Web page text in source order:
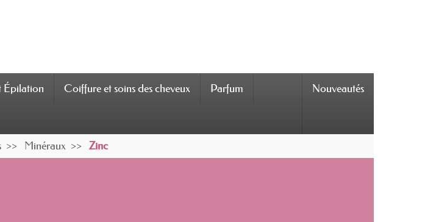
Épilation Coiffure et soins des cheveux Parfum Nouveautés
Minéraux Zinc